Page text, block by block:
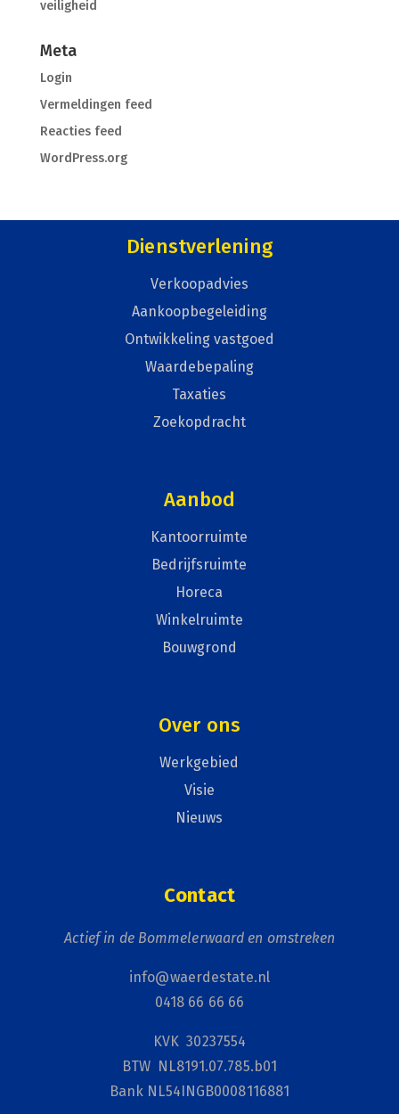
veiligheid
Meta
Login
Vermeldingen feed
Reacties feed
WordPress.org
Dienstverlening
Verkoopadvies
Aankoopbegeleiding
Ontwikkeling vastgoed
Waardebepaling
Taxaties
Zoekopdracht
Aanbod
Kantoorruimte
Bedrijfsruimte
Horeca
Winkelruimte
Bouwgrond
Over ons
Werkgebied
Visie
Nieuws
Contact
Actief in de Bommelerwaard en omstreken
info@waerdestate.nl
0418 66 66 66
KVK 30237554
BTW NL8191.07.785.b01
Bank NL54INGB0008116881